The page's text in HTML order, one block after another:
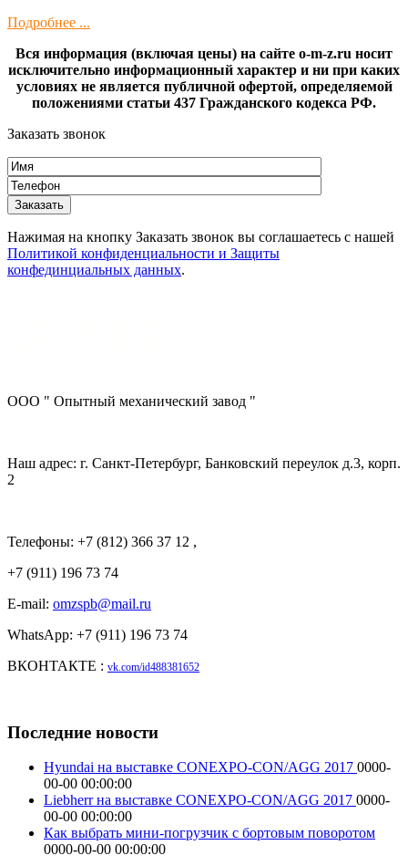
Подробнее ...
Вся информация (включая цены) на сайте o-m-z.ru носит
исключительно информационный характер и ни при каких
условиях не является публичной офертой, определяемой
положениями статьи 437 Гражданского кодекса РФ.
Заказать звонок
Нажимая на кнопку Заказать звонок вы соглашаетесь с нашей
Политикой конфиденциальности и Защиты
конфединциальных данных.
ООО " Опытный механический завод "
Наш адрес: г. Санкт-Петербург, Банковский переулок д.3, корп.
2
Телефоны: +7 (812) 366 37 12 ,
+7 (911) 196 73 74
E-mail: omzspb@mail.ru
WhatsApp: +7 (911) 196 73 74
ВКОНТАКТЕ : vk.com/id488381652
Последние новости
Hyundai на выставке CONEXPO-CON/AGG 2017 0000-
00-00 00:00:00
Liebherr на выставке CONEXPO-CON/AGG 2017 0000-
00-00 00:00:00
Как выбрать мини-погрузчик с бортовым поворотом
0000-00-00 00:00:00